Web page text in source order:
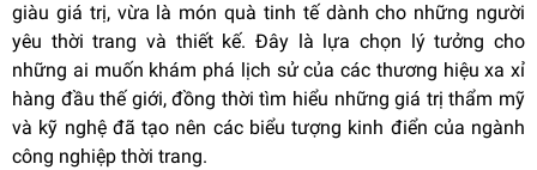
giàu giá trị, vừa là món quà tinh tế dành cho những người
yêu thời trang và thiết kế. Đây là lựa chọn lý tưởng cho
những ai muốn khám phá lịch sử của các thương hiệu xa xỉ
hàng đầu thế giới, đồng thời tìm hiểu những giá trị thẩm mỹ
và kỹ nghệ đã tạo nên các biểu tượng kinh điển của ngành
công nghiệp thời trang.